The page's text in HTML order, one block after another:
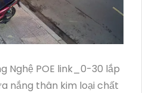
Nghệ POE link_0-30 lắp
nắng thân kim loại chất